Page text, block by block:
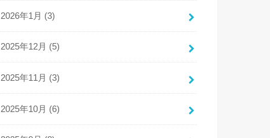
2026年1月 (3)
2025年12月 (5)
2025年11月 (3)
2025年10月 (6)